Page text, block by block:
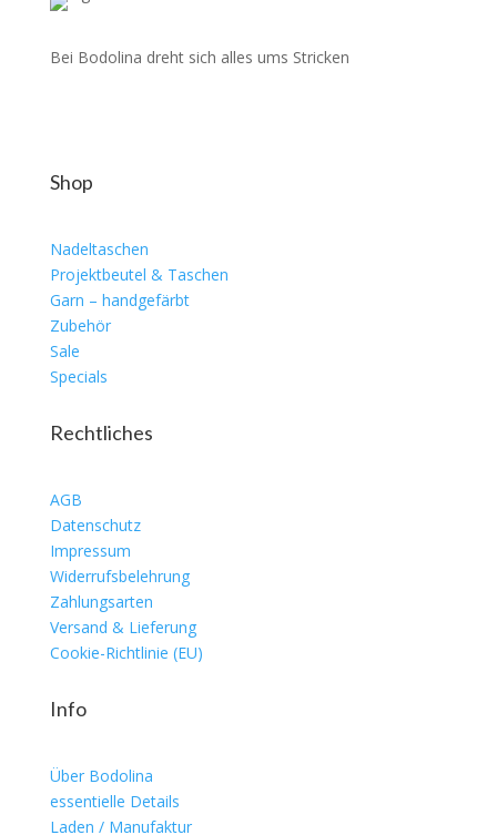
Bei Bodolina dreht sich alles ums Stricken
Shop
Nadeltaschen
Projektbeutel & Taschen
Garn – handgefärbt
Zubehör
Sale
Specials
Rechtliches
AGB
Datenschutz
Impressum
Widerrufsbelehrung
Zahlungsarten
Versand & Lieferung
Cookie-Richtlinie (EU)
Info
Über Bodolina
essentielle Details
Laden / Manufaktur